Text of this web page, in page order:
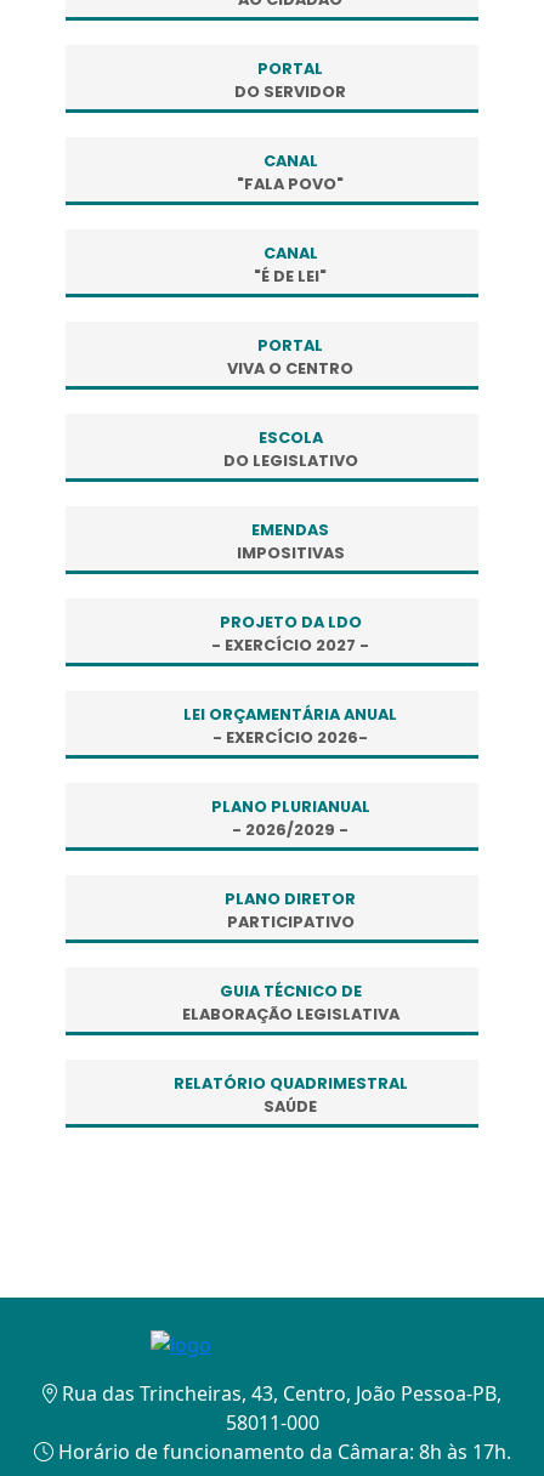
PORTAL
DO SERVIDOR
CANAL
"FALA POVO"
CANAL
"É DE LEI"
PORTAL
VIVA O CENTRO
ESCOLA
DO LEGISLATIVO
EMENDAS
IMPOSITIVAS
PROJETO DA LDO
- EXERCÍCIO 2027 -
LEI ORÇAMENTÁRIA ANUAL
- EXERCÍCIO 2026-
PLANO PLURIANUAL
- 2026/2029 -
PLANO DIRETOR
PARTICIPATIVO
GUIA TÉCNICO DE
ELABORAÇÃO LEGISLATIVA
RELATÓRIO QUADRIMESTRAL
SAÚDE
Rua das Trincheiras, 43, Centro, João Pessoa-PB,
58011-000
Horário de funcionamento da Câmara: 8h às 17h.